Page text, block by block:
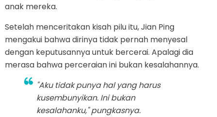
anak mereka.
Setelah menceritakan kisah pilu itu, Jian Ping
mengakui bahwa dirinya tidak pernah menyesal
dengan keputusannya untuk bercerai. Apalagi dia
merasa bahwa perceraian ini bukan kesalahannya.
"Aku tidak punya hal yang harus
kusembunyikan. Ini bukan
kesalahanku," pungkasnya.